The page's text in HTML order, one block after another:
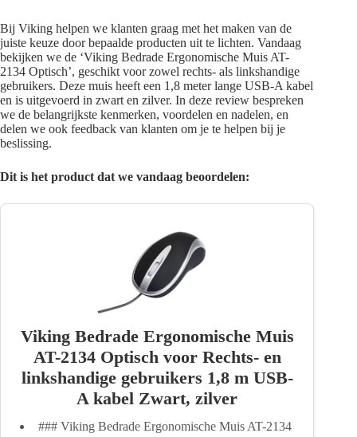
Bij Viking helpen we klanten graag met het maken van de
juiste keuze door bepaalde producten uit te lichten. Vandaag
bekijken we de ‘Viking Bedrade Ergonomische Muis AT-
2134 Optisch’, geschikt voor zowel rechts- als linkshandige
gebruikers. Deze muis heeft een 1,8 meter lange USB-A kabel
en is uitgevoerd in zwart en zilver. In deze review bespreken
we de belangrijkste kenmerken, voordelen en nadelen, en
delen we ook feedback van klanten om je te helpen bij je
beslissing.
Dit is het product dat we vandaag beoordelen:
Viking Bedrade Ergonomische Muis
AT-2134 Optisch voor Rechts- en
linkshandige gebruikers 1,8 m USB-
A kabel Zwart, zilver
### Viking Bedrade Ergonomische Muis AT-2134